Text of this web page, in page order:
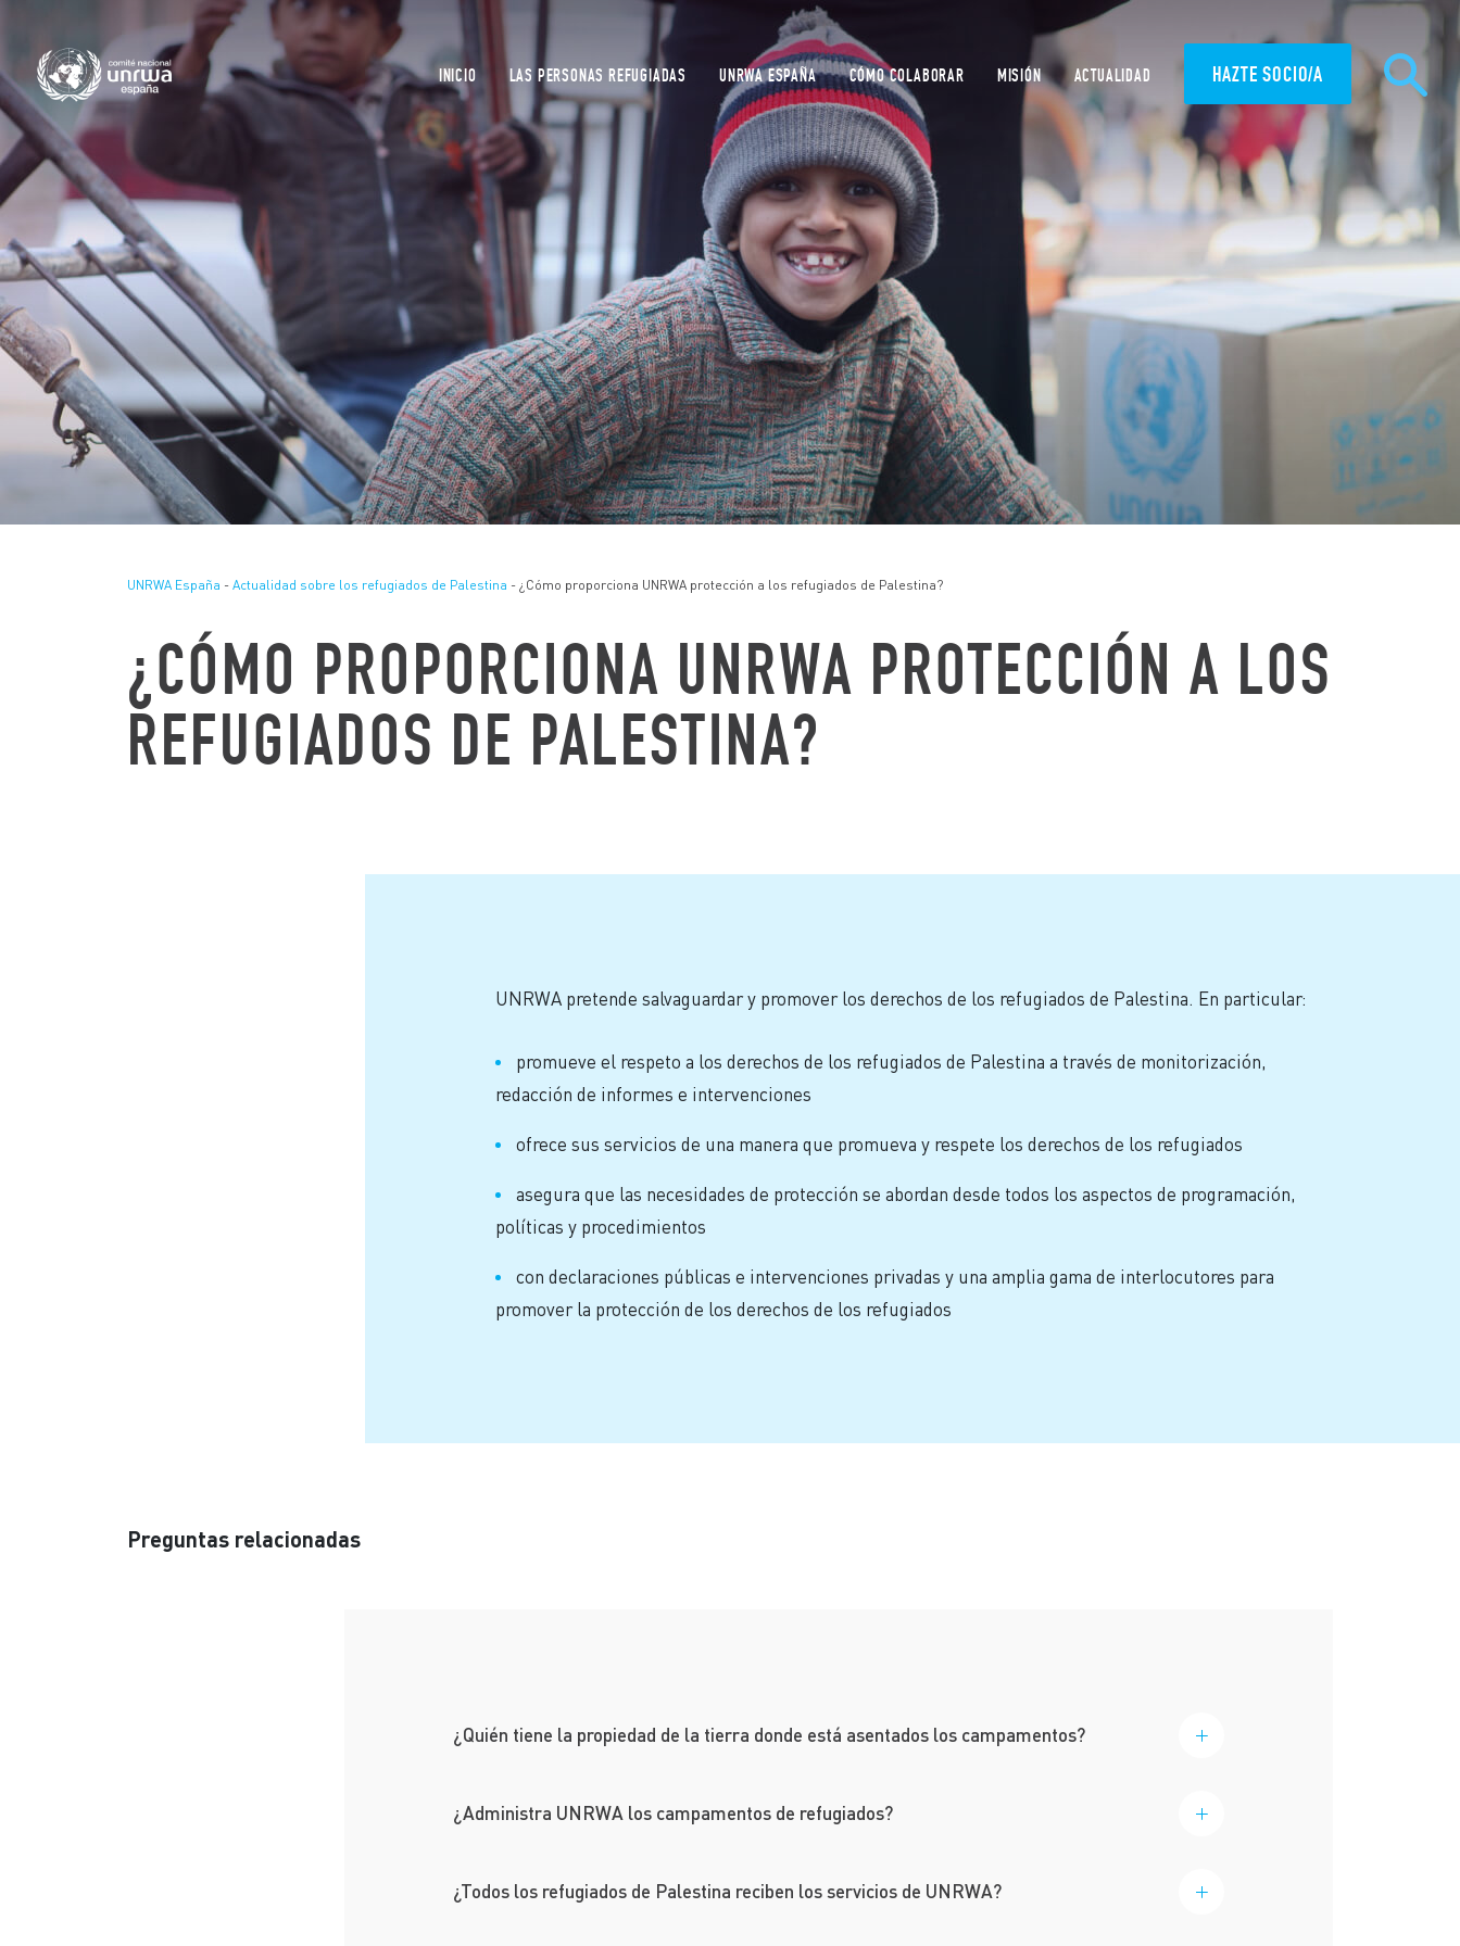
INICIO LAS PERSONAS REFUGIADAS UNRWA ESPAÑA CÓMO COLABORAR MISIÓN ACTUALIDAD HAZTE SOCIO/A
UNRWA España - Actualidad sobre los refugiados de Palestina - ¿Cómo proporciona UNRWA protección a los refugiados de Palestina?
¿CÓMO PROPORCIONA UNRWA PROTECCIÓN A LOS
REFUGIADOS DE PALESTINA?
UNRWA pretende salvaguardar y promover los derechos de los refugiados de Palestina. En particular:
promueve el respeto a los derechos de los refugiados de Palestina a través de monitorización,
redacción de informes e intervenciones
ofrece sus servicios de una manera que promueva y respete los derechos de los refugiados
asegura que las necesidades de protección se abordan desde todos los aspectos de programación,
políticas y procedimientos
con declaraciones públicas e intervenciones privadas y una amplia gama de interlocutores para
promover la protección de los derechos de los refugiados
Preguntas relacionadas
¿Quién tiene la propiedad de la tierra donde está asentados los campamentos?
¿Administra UNRWA los campamentos de refugiados?
¿Todos los refugiados de Palestina reciben los servicios de UNRWA?